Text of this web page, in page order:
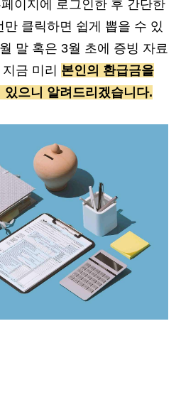
이지에 로그인한 후 간단한
클릭하면 쉽게 뽑을 수 있
말 혹은 3월 초에 증빙 자료
금 미리 본인의 환급금을
으니 알려드리겠습니다.